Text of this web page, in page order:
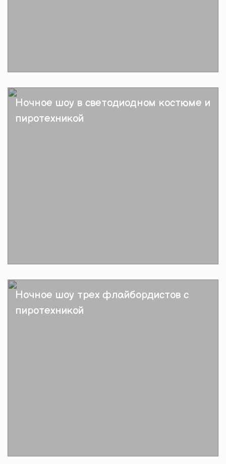
Подробнее
Ночное шоу в светодиодном костюме и
пиротехникой
Подробнее
Ночное шоу трех флайбордистов с
пиротехникой